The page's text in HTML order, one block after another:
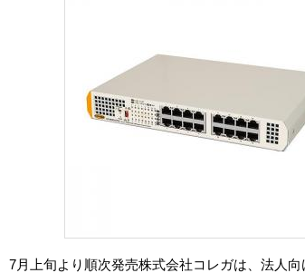
7月上旬より順次発売株式会社コレガは、法人向